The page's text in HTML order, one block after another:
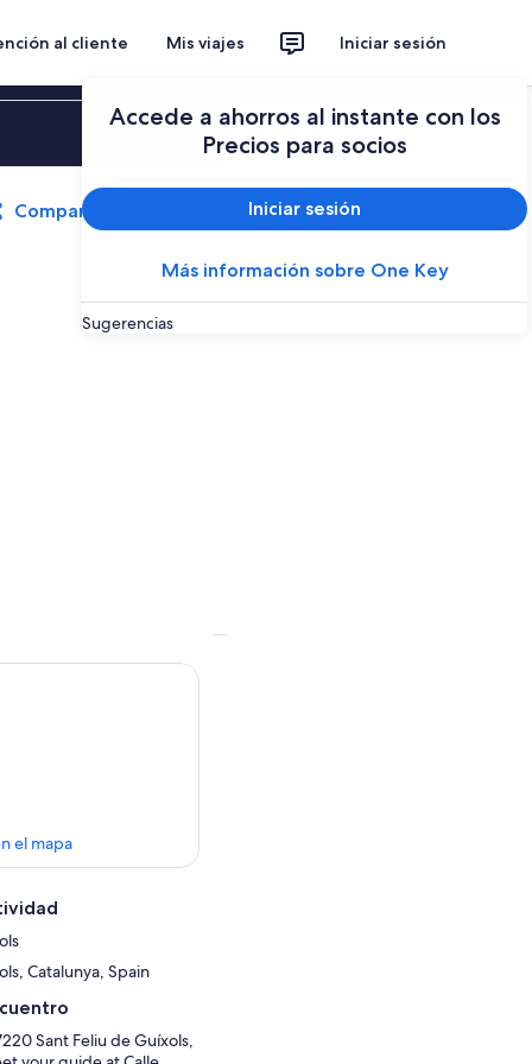
al cliente Mis viajes Iniciar sesión
Accede a ahorros al instante con los
Precios para socios
Iniciar sesión
Más información sobre One Key
Sugerencias
Iniciar sesión
Compartir
el mapa
Catalunya, Spain
Sant Feliu de Guíxols,